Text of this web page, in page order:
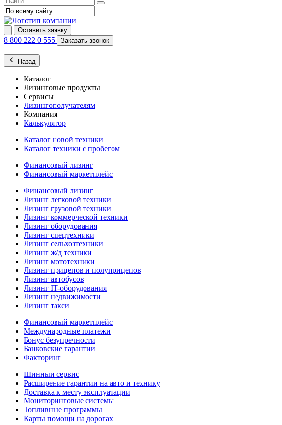
Оставить заявку
8 800 222 0 555 Заказать звонок
Назад
Каталог
Лизинговые продукты
Сервисы
Лизингополучателям
Компания
Калькулятор
Каталог новой техники
Каталог техники с пробегом
Финансовый лизинг
Финансовый маркетплейс
Финансовый лизинг
Лизинг легковой техники
Лизинг грузовой техники
Лизинг коммерческой техники
Лизинг оборудования
Лизинг спецтехники
Лизинг сельхозтехники
Лизинг ж/д техники
Лизинг мототехники
Лизинг прицепов и полуприцепов
Лизинг автобусов
Лизинг IT-оборудования
Лизинг недвижимости
Лизинг такси
Финансовый маркетплейс
Международные платежи
Бонус безупречности
Банковские гарантии
Факторинг
Шинный сервис
Расширение гарантии на авто и технику
Доставка к месту эксплуатации
Мониторинговые системы
Топливные программы
Карты помощи на дорогах